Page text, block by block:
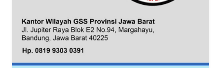
PAPUA
PAPUA
BARAT